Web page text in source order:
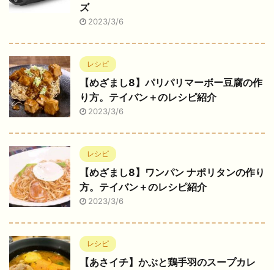
ズ
2023/3/6
レシピ
【めざまし8】パリパリマーボー豆腐の作
り方。テイバン＋のレシピ紹介
2023/3/6
レシピ
【めざまし8】ワンパン ナポリタンの作り
方。テイバン＋のレシピ紹介
2023/3/6
レシピ
【あさイチ】かぶと鶏手羽のスープカレ